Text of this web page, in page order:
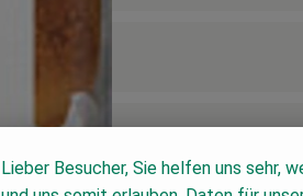
Lieber Besucher, Sie helfen uns sehr,